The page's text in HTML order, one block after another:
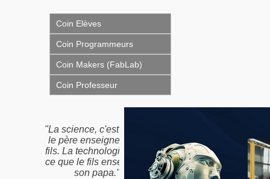
Coin Elèves
Coin Programmeurs
Coin Makers (FabLab)
Coin Professeur
"La science, c'est ce que
le père enseigne à son
fils. La technologie, c'est
ce que le fils enseigne à
son papa."
la terre de nos ancêtres,
nous l'empruntons à nos
enfants"